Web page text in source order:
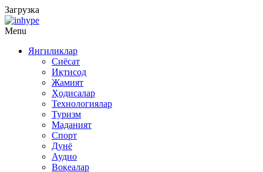
Загрузка
Menu
Янгиликлар
Сиёсат
Иқтисод
Жамият
Ҳодисалар
Технологиялар
Туризм
Маданият
Спорт
Дунё
Аудио
Воқеалар